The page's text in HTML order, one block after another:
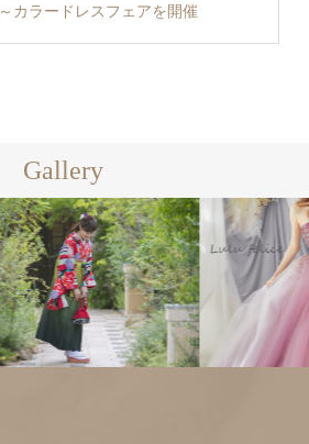
カラードレスフェアを開催
Gallery